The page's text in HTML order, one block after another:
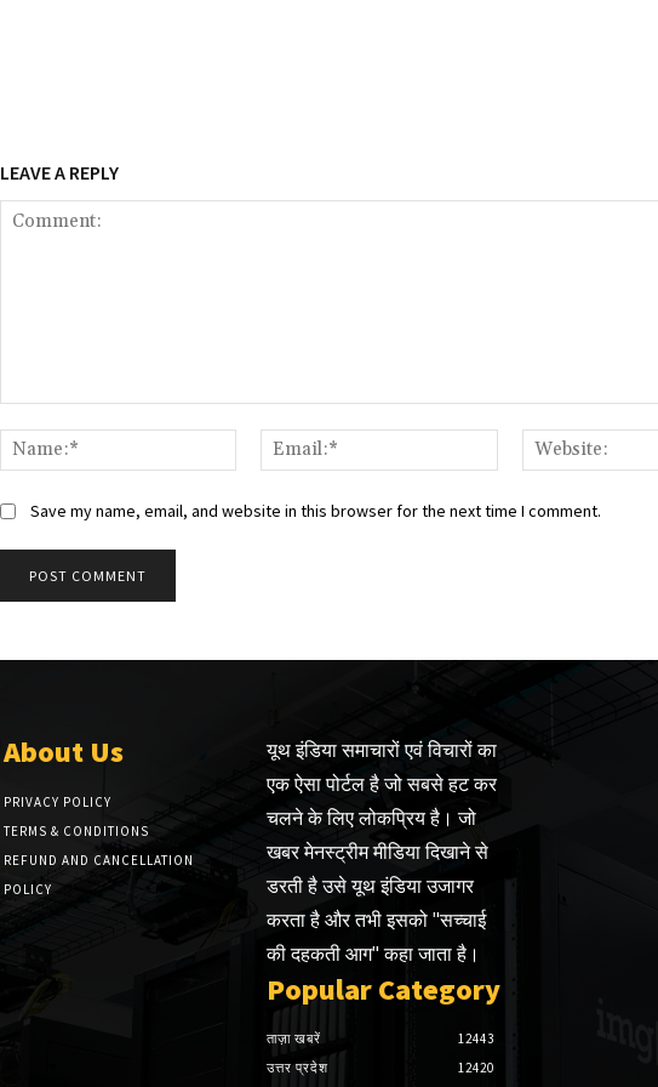
LEAVE A REPLY
Name:*
Email:*
Save my name, email, and website in this browser for the next time I comment.
About Us
PRIVACY POLICY
TERMS & CONDITIONS
REFUND AND CANCELLATION
POLICY
यूथ इंडिया समाचारों एवं विचारों का
एक ऐसा पोर्टल है जो सबसे हट कर
चलने के लिए लोकप्रिय है। जो
खबर मेनस्ट्रीम मीडिया दिखाने से
डरती है उसे यूथ इंडिया उजागर
करता है और तभी इसको "सच्चाई
की दहकती आग" कहा जाता है।
Popular Category
ताज़ा खबरें
12443
उत्तर प्रदेश
12420